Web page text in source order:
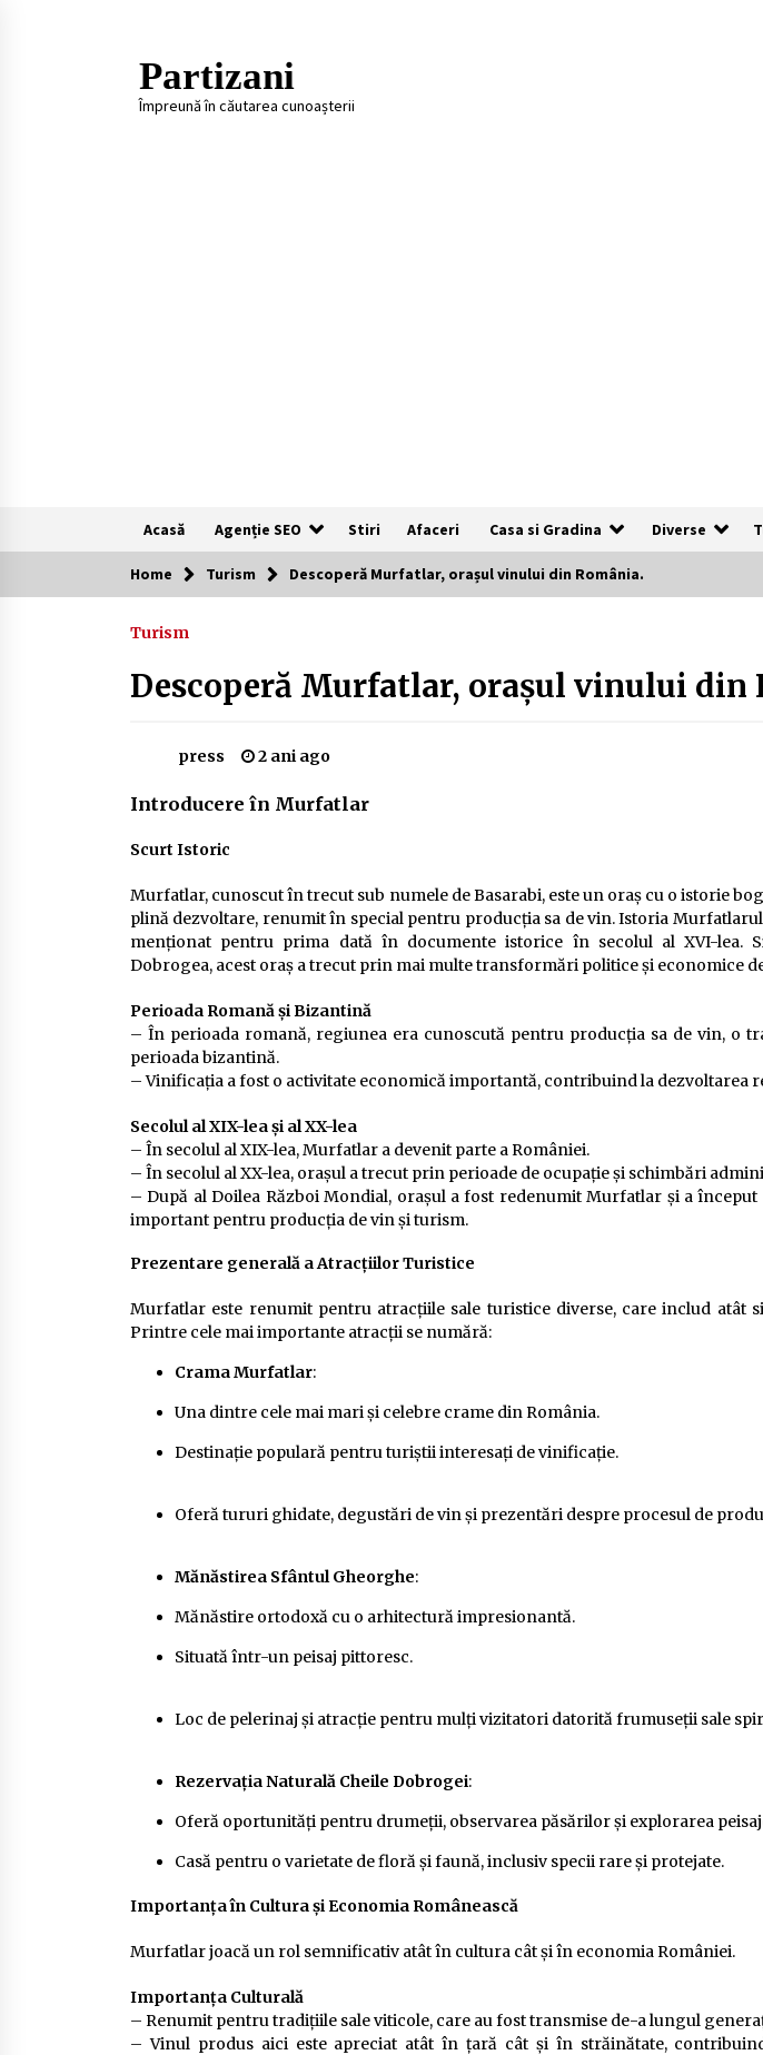
Partizani
Împreună în căutarea cunoașterii
Acasă Agenție SEO Stiri Afaceri Casa si Gradina Diverse
Recomandari
11 luni ago
3x mai
1 an ago
Întreținerea lansetelor de crap
2 ani ago
și permisele de activități-înnoptare
2 ani ago
2 ani
Cum să alegi firul de pescuit perfect
pescari
2 ani ago
Uloga
Home Turism Descoperă Murfatlar, orașul vinului din România.
Turism
Descoperă Murfatlar, orașul vinului din
press 2 ani ago
Introducere în Murfatlar
Scurt Istoric
Murfatlar, cunoscut în trecut sub numele de Basarabi, este un oraș cu o istorie
plină dezvoltare, renumit în special pentru producția sa de vin. Istoria
menționat pentru prima dată în documente istorice în secolul al XVI-lea.
Dobrogea, acest oraș a trecut prin mai multe transformări politice și economice
Perioada Romană și Bizantină
– În perioada romană, regiunea era cunoscută pentru producția sa de vin, o
perioada bizantină.
– Vinificația a fost o activitate economică importantă, contribuind la dezvoltarea
Secolul al XIX-lea și al XX-lea
– În secolul al XIX-lea, Murfatlar a devenit parte a României.
– În secolul al XX-lea, orașul a trecut prin perioade de ocupație și schimbări
– După al Doilea Război Mondial, orașul a fost redenumit Murfatlar și a
important pentru producția de vin și turism.
Prezentare generală a Atracțiilor Turistice
Murfatlar este renumit pentru atracțiile sale turistice diverse, care includ atât
Printre cele mai importante atracții se numără:
Crama Murfatlar:
Una dintre cele mai mari și celebre crame din România.
Destinație populară pentru turiștii interesați de vinificație.
Oferă tururi ghidate, degustări de vin și prezentări despre procesul de
Mănăstirea Sfântul Gheorghe:
Mănăstire ortodoxă cu o arhitectură impresionantă.
Situată într-un peisaj pittoresc.
Loc de pelerinaj și atracție pentru mulți vizitatori datorită frumuseții sale
Rezervația Naturală Cheile Dobrogei:
Oferă oportunități pentru drumeții, observarea păsărilor și explorarea
Casă pentru o varietate de floră și faună, inclusiv specii rare și protejate.
Importanța în Cultura și Economia Românească
Murfatlar joacă un rol semnificativ atât în cultura cât și în economia României.
Importanța Culturală
– Renumit pentru tradițiile sale viticole, care au fost transmise de-a lungul
– Vinul produs aici este apreciat atât în țară cât și în străinătate,